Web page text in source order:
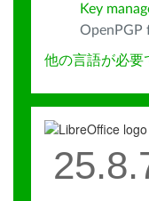
Key
OpenPGP
他の言語が必要